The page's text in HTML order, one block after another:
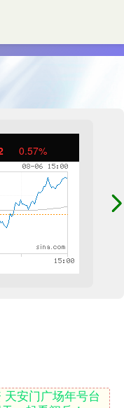
0.57%
安门广场年号台